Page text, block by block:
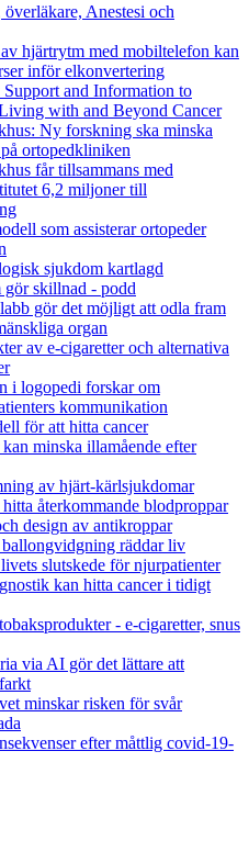
Anestesi och
hjärtrytm med mobiltelefon kan
inför elkonvertering
Support and Information to
with and Beyond Cancer
Ny forskning ska minska
ortopedkliniken
får tillsammans med
6,2 miljoner till
som assisterar ortopeder
sjukdom kartlagd
gör skillnad - podd
gör det möjligt att odla fram
organ
av e-cigaretter och alternativa
i logopedi forskar om
kommunikation
för att hitta cancer
minska illamående efter
av hjärt-kärlsjukdomar
hitta återkommande blodproppar
design av antikroppar
räddar liv
slutskede för njurpatienter
kan hitta cancer i tidigt
- e-cigaretter, snus
via AI gör det lättare att
minskar risken för svår
efter måttlig covid-19-